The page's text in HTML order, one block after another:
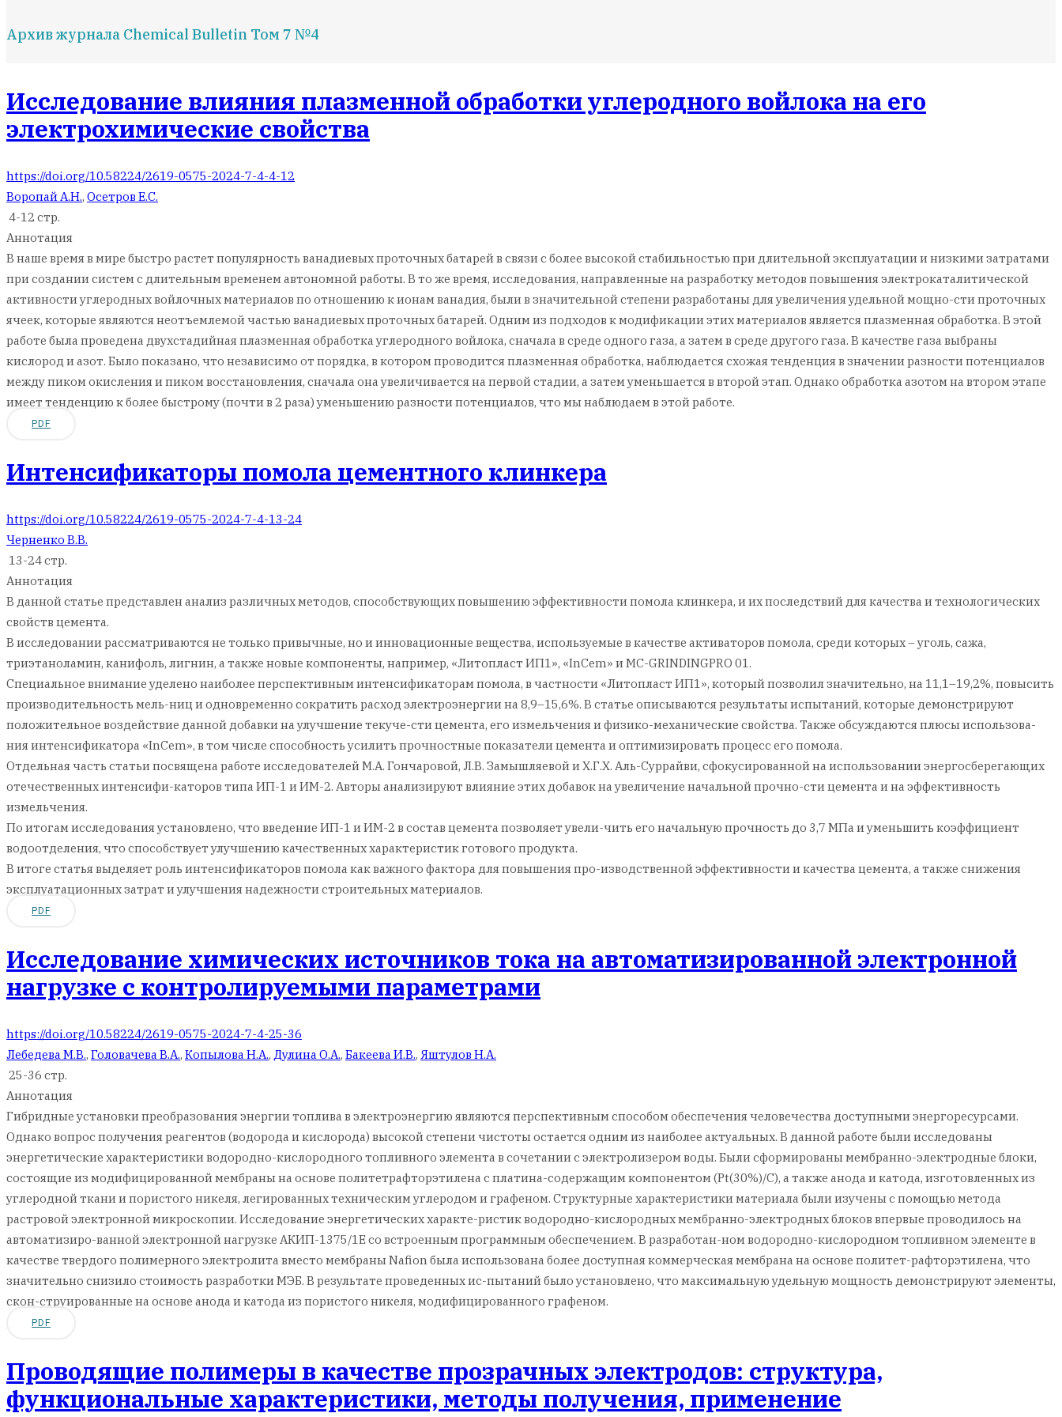
Архив журнала Chemical Bulletin Том 7 №4
Исследование влияния плазменной обработки углеродного войлока на его
электрохимические свойства
https://doi.org/10.58224/2619-0575-2024-7-4-4-12
Воропай А.Н., Осетров Е.С.
4-12 стр.
Аннотация
В наше время в мире быстро растет популярность ванадиевых проточных батарей в связи с более высокой стабильностью при длительной эксплуатации и низкими затратами
при создании систем с длительным временем автономной работы. В то же время, исследования, направленные на разработку методов повышения электрокаталитической
активности углеродных войлочных материалов по отношению к ионам ванадия, были в значительной степени разработаны для увеличения удельной мощно-сти проточных
ячеек, которые являются неотъемлемой частью ванадиевых проточных батарей. Одним из подходов к модификации этих материалов является плазменная обработка. В этой
работе была проведена двухстадийная плазменная обработка углеродного войлока, сначала в среде одного газа, а затем в среде другого газа. В качестве газа выбраны
кислород и азот. Было показано, что независимо от порядка, в котором проводится плазменная обработка, наблюдается схожая тенденция в значении разности потенциалов
между пиком окисления и пиком восстановления, сначала она увеличивается на первой стадии, а затем уменьшается в второй этап. Однако обработка азотом на втором этапе
имеет тенденцию к более быстрому (почти в 2 раза) уменьшению разности потенциалов, что мы наблюдаем в этой работе.
PDF
Интенсификаторы помола цементного клинкера
https://doi.org/10.58224/2619-0575-2024-7-4-13-24
Черненко В.В.
13-24 стр.
Аннотация
В данной статье представлен анализ различных методов, способствующих повышению эффективности помола клинкера, и их последствий для качества и технологических
свойств цемента.
В исследовании рассматриваются не только привычные, но и инновационные вещества, используемые в качестве активаторов помола, среди которых – уголь, сажа,
триэтаноламин, канифоль, лигнин, а также новые компоненты, например, «Литопласт ИП1», «InCem» и MC-GRINDINGPRO 01.
Специальное внимание уделено наиболее перспективным интенсификаторам помола, в частности «Литопласт ИП1», который позволил значительно, на 11,1–19,2%, повысить
производительность мель-ниц и одновременно сократить расход электроэнергии на 8,9–15,6%. В статье описываются результаты испытаний, которые демонстрируют
положительное воздействие данной добавки на улучшение текуче-сти цемента, его измельчения и физико-механические свойства. Также обсуждаются плюсы использова-
ния интенсификатора «InCem», в том числе способность усилить прочностные показатели цемента и оптимизировать процесс его помола.
Отдельная часть статьи посвящена работе исследователей М.А. Гончаровой, Л.В. Замышляевой и Х.Г.Х. Аль-Суррайви, сфокусированной на использовании энергосберегающих
отечественных интенсифи-каторов типа ИП-1 и ИМ-2. Авторы анализируют влияние этих добавок на увеличение начальной прочно-сти цемента и на эффективность
измельчения.
По итогам исследования установлено, что введение ИП-1 и ИМ-2 в состав цемента позволяет увели-чить его начальную прочность до 3,7 МПа и уменьшить коэффициент
водоотделения, что способствует улучшению качественных характеристик готового продукта.
В итоге статья выделяет роль интенсификаторов помола как важного фактора для повышения про-изводственной эффективности и качества цемента, а также снижения
эксплуатационных затрат и улучшения надежности строительных материалов.
PDF
Исследование химических источников тока на автоматизированной электронной
нагрузке с контролируемыми параметрами
https://doi.org/10.58224/2619-0575-2024-7-4-25-36
Лебедева М.В., Головачева В.А., Копылова Н.А., Дулина О.А., Бакеева И.В., Яштулов Н.А.
25-36 стр.
Аннотация
Гибридные установки преобразования энергии топлива в электроэнергию являются перспективным способом обеспечения человечества доступными энергоресурсами.
Однако вопрос получения реагентов (водорода и кислорода) высокой степени чистоты остается одним из наиболее актуальных. В данной работе были исследованы
энергетические характеристики водородно-кислородного топливного элемента в сочетании с электролизером воды. Были сформированы мембранно-электродные блоки,
состоящие из модифицированной мембраны на основе политетрафторэтилена с платина-содержащим компонентом (Pt(30%)/C), а также анода и катода, изготовленных из
углеродной ткани и пористого никеля, легированных техническим углеродом и графеном. Структурные характеристики материала были изучены с помощью метода
растровой электронной микроскопии. Исследование энергетических характе-ристик водородно-кислородных мембранно-электродных блоков впервые проводилось на
автоматизиро-ванной электронной нагрузке AКИП-1375/1E со встроенным программным обеспечением. В разработан-ном водородно-кислородном топливном элементе в
качестве твердого полимерного электролита вместо мембраны Nafion была использована более доступная коммерческая мембрана на основе политет-рафторэтилена, что
значительно снизило стоимость разработки МЭБ. В результате проведенных ис-пытаний было установлено, что максимальную удельную мощность демонстрируют элементы,
скон-струированные на основе анода и катода из пористого никеля, модифицированного графеном.
PDF
Проводящие полимеры в качестве прозрачных электродов: структура,
функциональные характеристики, методы получения, применение